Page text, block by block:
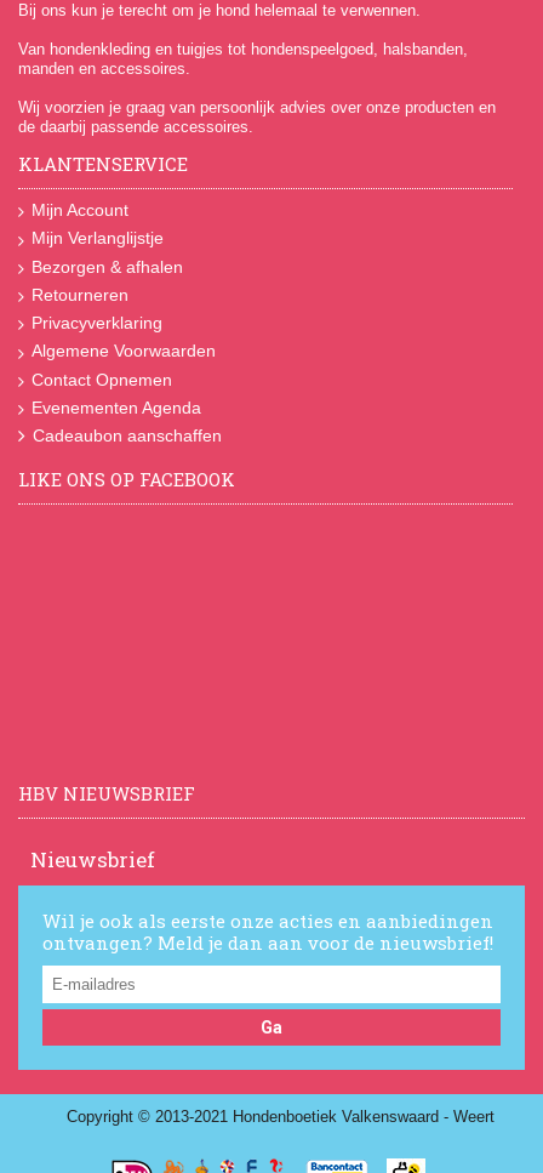
Bij ons kun je terecht om je hond helemaal te verwennen.
Van hondenkleding en tuigjes tot hondenspeelgoed, halsbanden,
manden en accessoires.
Wij voorzien je graag van persoonlijk advies over onze producten en
de daarbij passende accessoires.
KLANTENSERVICE
Mijn Account
Mijn Verlanglijstje
Bezorgen & afhalen
Retourneren
Privacyverklaring
Algemene Voorwaarden
Contact Opnemen
Evenementen Agenda
Cadeaubon aanschaffen
LIKE ONS OP FACEBOOK
HBV NIEUWSBRIEF
Nieuwsbrief
Wil je ook als eerste onze acties en aanbiedingen
ontvangen? Meld je dan aan voor de nieuwsbrief!
Ga
Copyright © 2013-2021 Hondenboetiek Valkenswaard - Weert